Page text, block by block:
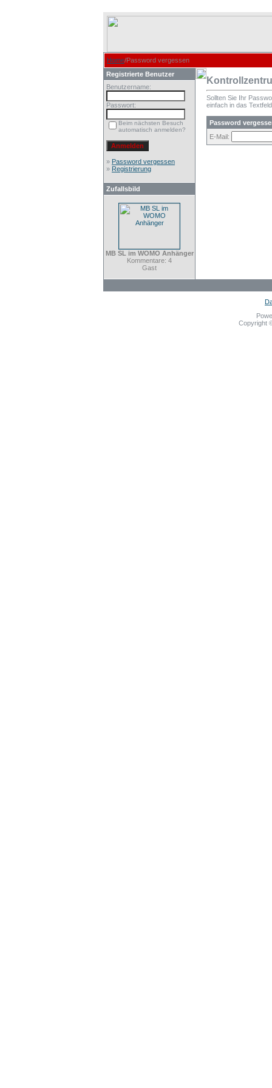
Home/Password vergessen
Registrierte Benutzer
Benutzername:
Passwort:
Beim nächsten Besuch
automatisch anmelden?
» Password vergessen
» Registrierung
Zufallsbild
MB SL im WOMO Anhänger
Kommentare: 4
Gast
Sollten Sie Ihr
einfach in das
Password
E-Mail:
Copyright